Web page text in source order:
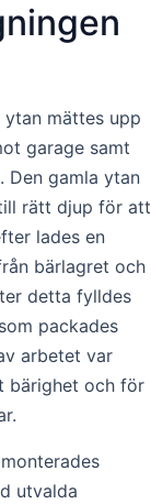
mättes upp
garage samt
Den gamla ytan
rätt djup för att
lades en
bärlagret och
detta fylldes
packades
arbetet var
bärighet och för
utvalda